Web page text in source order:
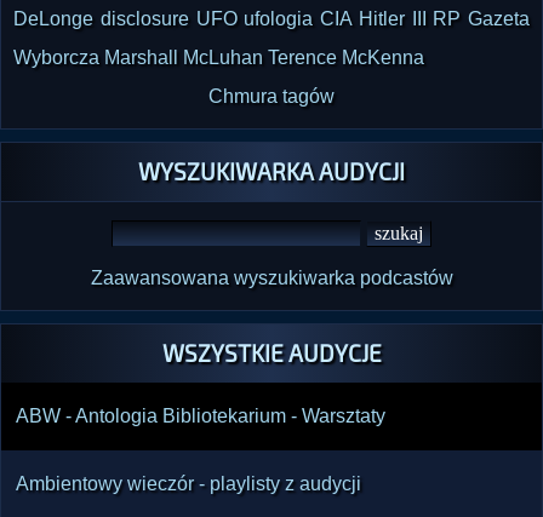
DeLonge disclosure UFO ufologia CIA Hitler III RP Gazeta
Wyborcza Marshall McLuhan Terence McKenna
Chmura tagów
WYSZUKIWARKA AUDYCJI
Zaawansowana wyszukiwarka podcastów
WSZYSTKIE AUDYCJE
ABW - Antologia Bibliotekarium - Warsztaty
Ambientowy wieczór - playlisty z audycji